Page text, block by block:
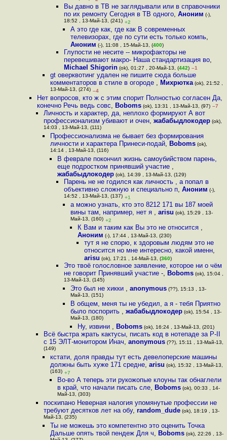
Вы давно в ТВ не заглядывали или в справочники
по их ремонту Сегодня в ТВ одного, Аноним (-),
18:52 , 13-Май-13, (241) +2
А это где как, где как В современных
телевизорах, где по сути есть только компь,
Аноним (-), 11:08 , 15-Май-13, (400)
Глупости не несите -- микрофакторы не
перевешивают макро- Наша стандартизация во,
Michael Shigorin(ok), 01:27 , 20-Май-13, (442) –1
gt оверквотинг удален не пишите сюда больше
комментаторов в стиле в огороде , Михрютка (ok), 21:52 ,
13-Май-13, (274) –4
Нет вопросов, кто ж с этим спорит Полностью согласен Да,
конечно Речь ведь совс, Boboms(ok), 13:31 , 13-Май-13, (97) –7
Личность и характер, да, неплохо формируют А вот
профессионализм убивают и очен, жабабыдлокодер(ok),
14:03 , 13-Май-13, (111)
Профессионализма не бывает без формирования
личности и характера Принеси-подай, Boboms (ok),
14:14 , 13-Май-13, (116)
В феврале покончил жизнь самоубийством парень,
еще подростком принявший участие ,
жабабыдлокодер(ok), 14:39 , 13-Май-13, (129)
Парень не не годился как личность , а попал в
объективно сложную и специально п, Аноним (-),
14:52 , 13-Май-13, (137) +1
а можно узнать, кто это 8212 171 вы 187 моей
вины там, например, нет я ,arisu (ok), 15:29 , 13-
Май-13, (160) +2
К Вам и таким как Вы это не относится ,
Аноним (-), 17:44 , 13-Май-13, (230)
тут я не спорю, к здоровым людям это не
относится но мне интересно, какой именн,
arisu (ok), 17:21 , 14-Май-13, (360)
Это твоё голословное заявление, которое ни о чём
не говорит Принявший участие -, Boboms(ok), 15:04 ,
13-Май-13, (145)
Это был не хикки ,anonymous (??), 15:13 , 13-
Май-13, (151)
В общем, меня ты не убедил, а я - тебя Приятно
было поспорить ,жабабыдлокодер (ok), 15:54 , 13-
Май-13, (180)
Ну, извини , Boboms(ok), 16:24 , 13-Май-13, (201)
Всё быстра жрать кактусы, писать код в нотепаде за P-II
с 15 ЭЛТ-монитором Инач, anonymous(??), 15:11 , 13-Май-13,
(149)
кстати, доля правды тут есть девелоперские машины
должны быть хуже 171 средне,arisu (ok), 15:32 , 13-Май-13,
(163) +7
Во-во А теперь эти рукожопые клоуны так обнаглели
в край, что начали писать сле, Boboms(ok), 00:33 , 14-
Май-13, (303)
поскипано Неверная налогия упомянутые профессии не
требуют десятков лет на обу, random_dude(ok), 18:19 , 13-
Май-13, (235)
Ты не можешь это компетентно это оценить Точка
Дальше опять твой пендеж Для ч, Boboms (ok), 22:26 , 13-